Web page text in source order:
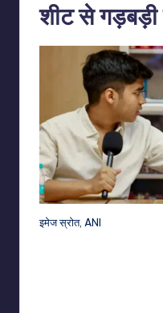
शीट से
इमेज स्रोत, ANI